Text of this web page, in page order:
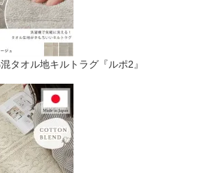
タオル地キルトラグ『ルポ2』